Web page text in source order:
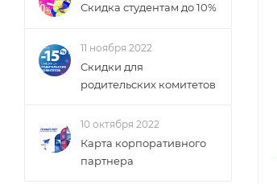
Скидка студентам до 10%
11 ноября 2022
Скидки для
родительских комитетов
10 октября 2022
Карта корпоративного
партнера